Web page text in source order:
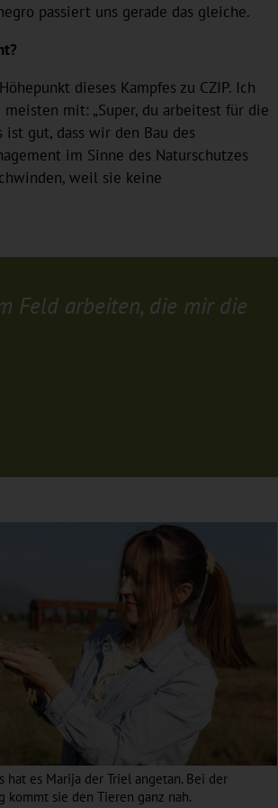
passiert uns gerade das gleiche.
dieses Kampfes zu CZIP. Ich
mit: „Super, du arbeitest für die
gut, dass wir den Bau des
im Sinne des Naturschutzes
weil sie keine
Feld arbeiten, die mir die
hat es Marija der Triel angetan. Bei der
kommt sie den Tieren ganz nah.